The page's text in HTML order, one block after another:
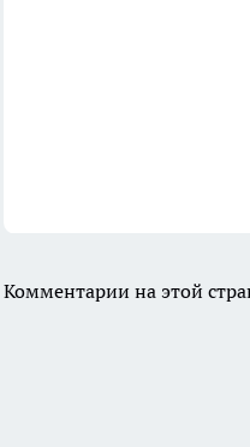
Комментарии на этой